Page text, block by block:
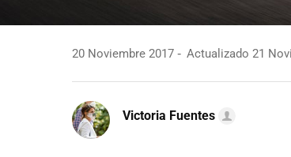
20 Noviembre 2017 Actualizado 21
Victoria Fuentes